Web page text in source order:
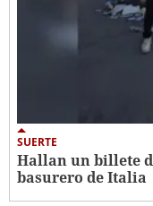
SUERTE
Hallan un billete
basurero de Italia